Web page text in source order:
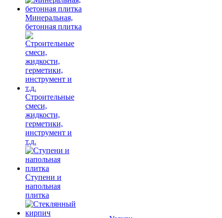
Минеральная,
бетонная плитка
Строительные
смеси,
жидкости,
герметики,
инструмент и
т.д.
Ступени и
напольная
плитка